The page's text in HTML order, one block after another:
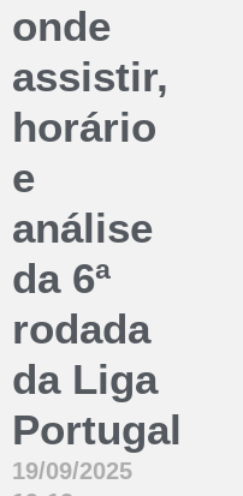
onde
assistir,
horário
e
análise
da 6ª
rodada
da Liga
Portugal
19/09/2025